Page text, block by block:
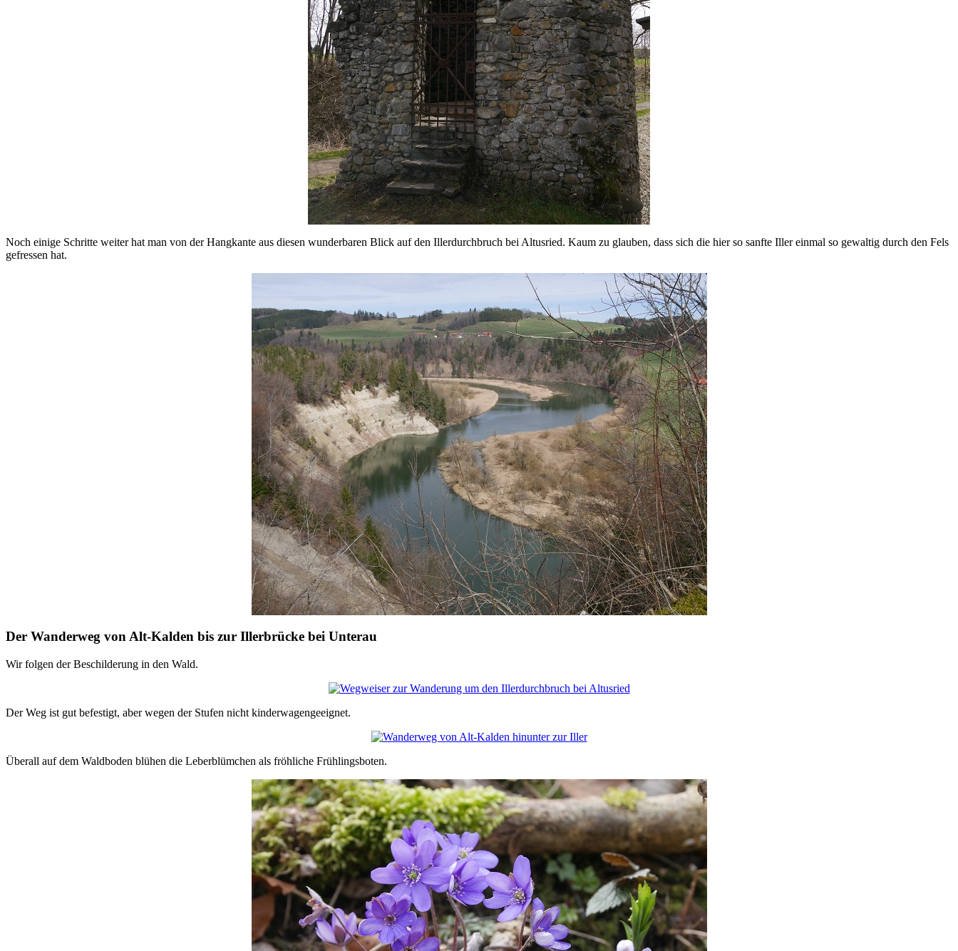
Noch einige Schritte weiter hat man von der Hangkante aus diesen wunderbaren Blick auf den Illerdurchbruch bei Altusried. Kaum zu glauben, dass sich die hier so sanfte Iller einmal so gewaltig durch den Fels
gefressen hat.
Der Wanderweg von Alt-Kalden bis zur Illerbrücke bei Unterau
Wir folgen der Beschilderung in den Wald.
Der Weg ist gut befestigt, aber wegen der Stufen nicht kinderwagengeeignet.
Überall auf dem Waldboden blühen die Leberblümchen als fröhliche Frühlingsboten.